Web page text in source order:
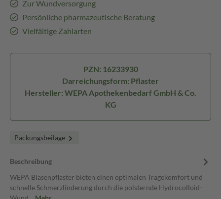
Zur Wundversorgung
Persönliche pharmazeutische Beratung
Vielfältige Zahlarten
PZN: 16233930
Darreichungsform: Pflaster
Hersteller: WEPA Apothekenbedarf GmbH & Co.
KG
Packungsbeilage
Beschreibung
WEPA Blasenpflaster bieten einen optimalen Tragekomfort und
schnelle Schmerzlinderung durch die polsternde Hydrocolloid-